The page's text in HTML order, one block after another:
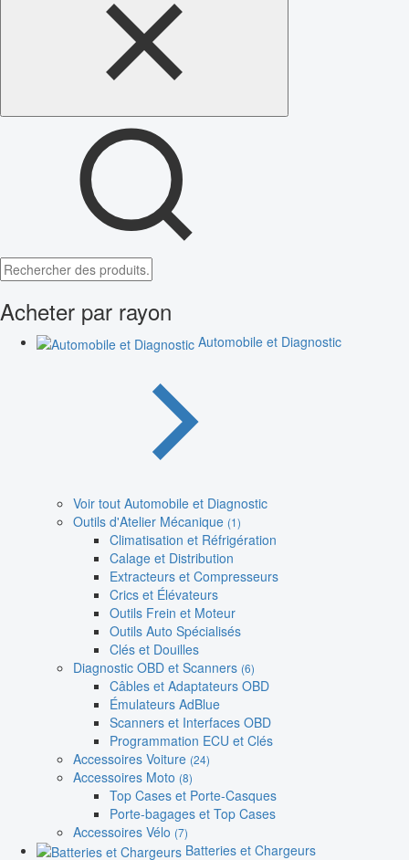
Acheter par rayon
Automobile et Diagnostic
Voir tout Automobile et Diagnostic
Outils d'Atelier Mécanique (1)
Climatisation et Réfrigération
Calage et Distribution
Extracteurs et Compresseurs
Crics et Élévateurs
Outils Frein et Moteur
Outils Auto Spécialisés
Clés et Douilles
Diagnostic OBD et Scanners (6)
Câbles et Adaptateurs OBD
Émulateurs AdBlue
Scanners et Interfaces OBD
Programmation ECU et Clés
Accessoires Voiture (24)
Accessoires Moto (8)
Top Cases et Porte-Casques
Porte-bagages et Top Cases
Accessoires Vélo (7)
Batteries et Chargeurs